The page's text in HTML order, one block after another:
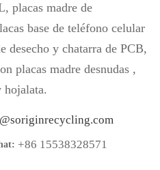
placas madre de
base de teléfono celular
desecho y chatarra de PCB,
placas madre desnudas ,
hojalata.
+86 15538328571